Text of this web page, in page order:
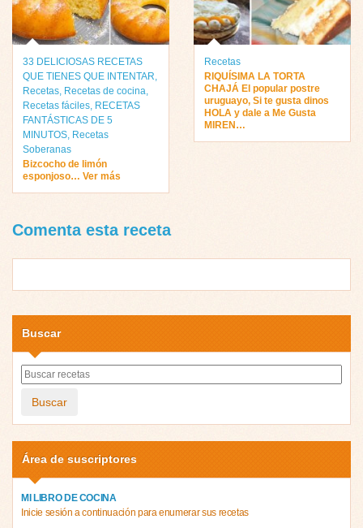
33 DELICIOSAS RECETAS
QUE TIENES QUE INTENTAR,
Recetas, Recetas de cocina,
Recetas fáciles, RECETAS
FANTÁSTICAS DE 5
MINUTOS, Recetas
Soberanas
Bizcocho de limón
esponjoso… Ver más
Recetas
RIQUÍSIMA LA TORTA
CHAJÁ El popular postre
uruguayo, Si te gusta dinos
HOLA y dale a Me Gusta
MIREN…
Comenta esta receta
Buscar
Buscar
Área de suscriptores
MI LIBRO DE COCINA
Inicie sesión a continuación para enumerar sus recetas